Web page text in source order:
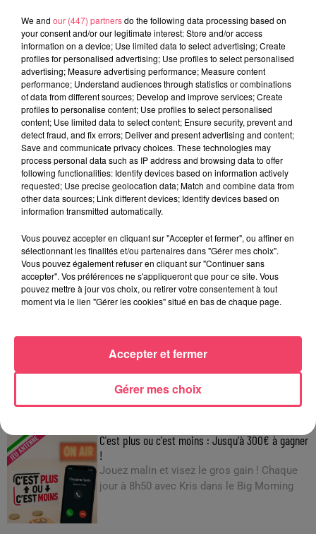
29 juillet 2026
SEGRÉ. ATTAQUE À L'ARME BLANCHE : L'AGRESSEUR INTERPELLÉ,
LE...
INCENDIE EN GIRONDE. « DIRE QU'ON N'A PAS EU PEUR, CE N'EST
JEUX
C'est plus ou c'est moins : Jusqu'à 300€ à gagner
!
Jouez malin et visez le gros gain ! Chaque
jour à 8h50 avec Kris dans le Big Morning
We and our (447) partnersdo the following data processing based on
your consent and/or our legitimate interest: Store and/or access
information on a device; Use limited data to select advertising; Create
profiles for personalised advertising; Use profiles to select personalised
advertising; Measure advertising performance; Measure content
performance; Understand audiences through statistics or combinations
of data from different sources; Develop and improve services; Create
profiles to personalise content; Use profiles to select personalised
content; Use limited data to select content; Ensure security, prevent and
detect fraud, and fix errors; Deliver and present advertising and content;
Save and communicate privacy choices. These technologies may
process personal data such as IP address and browsing data to offer
following functionalities: Identify devices based on information actively
requested; Use precise geolocation data; Match and combine data from
other data sources; Link different devices; Identify devices based on
information transmitted automatically.
Vous pouvez accepter en cliquant sur "Accepter et fermer", ou affiner en
sélectionnant les finalités et/ou partenaires dans "Gérer mes choix".
Vous pouvez également refuser en cliquant sur "Continuer sans
accepter". Vos préférences ne s'appliqueront que pour ce site. Vous
pouvez mettre à jour vos choix, ou retirer votre consentement à tout
moment via le lien "Gérer les cookies" situé en bas de chaque page.
Gérer mes choix
Accepter et fermer